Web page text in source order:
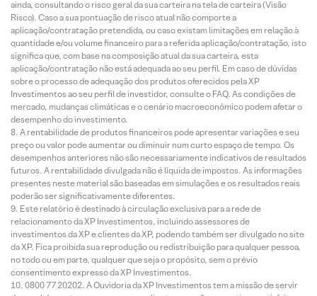
ainda, consultando o risco geral da sua carteira na tela de carteira (Visão
Risco). Caso a sua pontuação de risco atual não comporte a
aplicação/contratação pretendida, ou caso existam limitações em relação à
quantidade e/ou volume financeiro para a referida aplicação/contratação, isto
significa que, com base na composição atual da sua carteira, esta
aplicação/contratação não está adequada ao seu perfil. Em caso de dúvidas
sobre o processo de adequação dos produtos oferecidos pela XP
Investimentos ao seu perfil de investidor, consulte o FAQ. As condições de
mercado, mudanças climáticas e o cenário macroeconômico podem afetar o
desempenho do investimento.
A rentabilidade de produtos financeiros pode apresentar variações e seu
preço ou valor pode aumentar ou diminuir num curto espaço de tempo. Os
desempenhos anteriores não são necessariamente indicativos de resultados
futuros. A rentabilidade divulgada não é líquida de impostos. As informações
presentes neste material são baseadas em simulações e os resultados reais
poderão ser significativamente diferentes.
Este relatório é destinado à circulação exclusiva para a rede de
relacionamento da XP Investimentos, incluindo assessores de
investimentos da XP e clientes da XP, podendo também ser divulgado no site
da XP. Fica proibida sua reprodução ou redistribuição para qualquer pessoa,
no todo ou em parte, qualquer que seja o propósito, sem o prévio
consentimento expresso da XP Investimentos.
0800 77 20202. A Ouvidoria da XP Investimentos tem a missão de servir